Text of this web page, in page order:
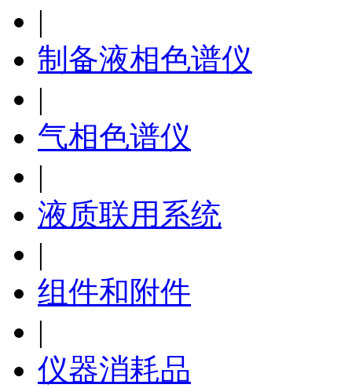
|
制备液相色谱仪
|
气相色谱仪
|
液质联用系统
|
组件和附件
|
仪器消耗品